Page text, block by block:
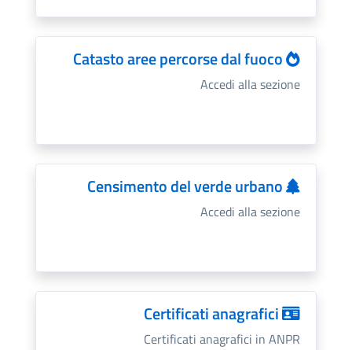
Catasto aree percorse dal fuoco
Accedi alla sezione
Censimento del verde urbano
Accedi alla sezione
Certificati anagrafici
Certificati anagrafici in ANPR